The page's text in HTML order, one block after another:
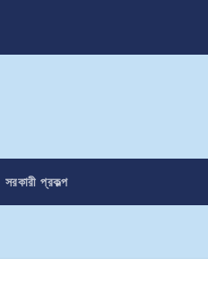
সরকারী প্রকল্প